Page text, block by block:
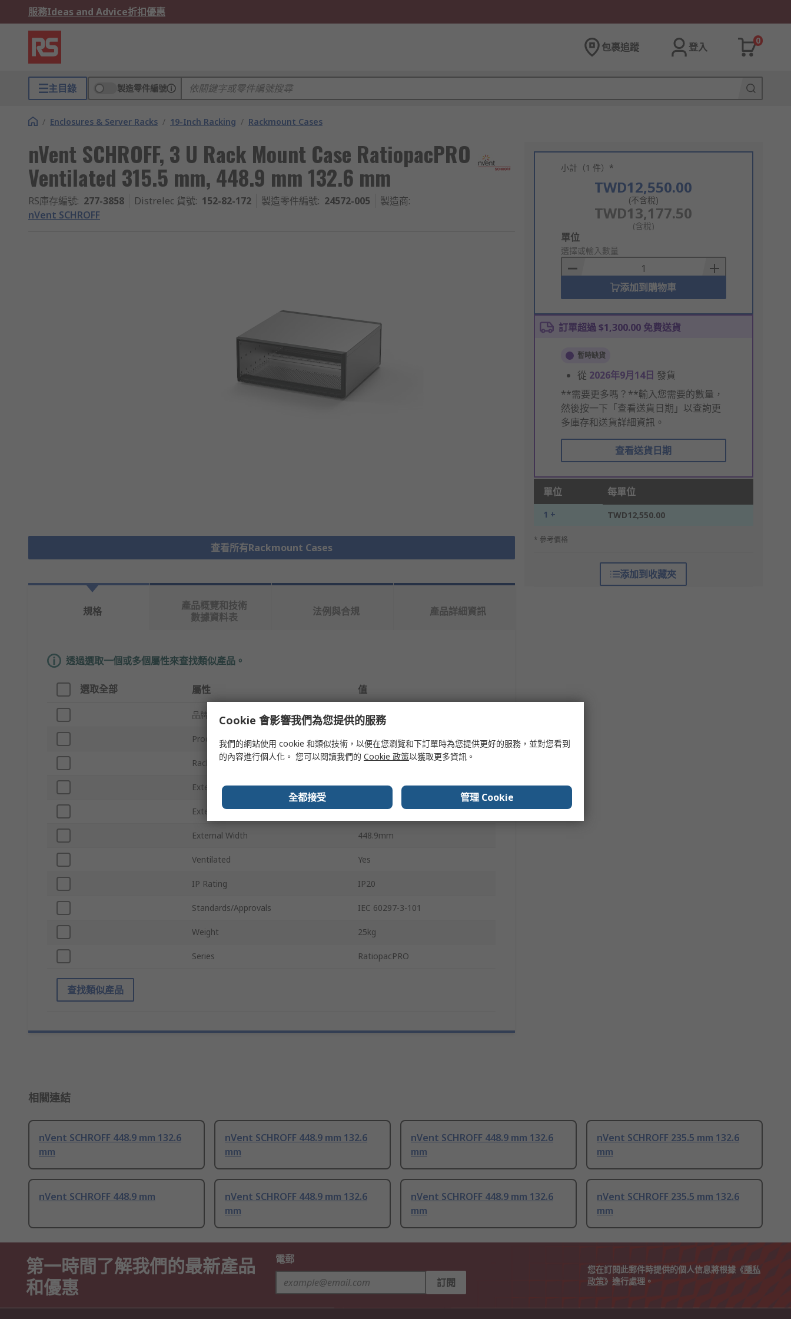
服務Ideas and Advice折扣優惠
包裹追蹤 登入
0
主目錄 製造零件編號
/ Enclosures & Server Racks / 19-Inch Racking / Rackmount Cases
nVent SCHROFF, 3 U Rack Mount Case RatiopacPRO
Ventilated 315.5 mm, 448.9 mm 132.6 mm
RS庫存編號: 277-3858 Distrelec 貨號: 152-82-172 製造零件編號: 24572-005 製造商:
nVent SCHROFF
查看所有Rackmount Cases
小計（1 件）*
TWD12,550.00
(不含稅)
TWD13,177.50
(含稅)
Add
to
Basket
單位
選擇或輸入數量
添加到購物車
訂單超過 $1,300.00 免費送貨
暫時缺貨
從 2026年9月14日 發貨
**需要更多嗎？**輸入您需要的數量，
然後按一下「查看送貨日期」以查詢更
多庫存和送貨詳細資訊。
查看送貨日期
單位 每單位
1 + TWD12,550.00
* 參考價格
添加到收藏夾
規格
產品概覽和技術
數據資料表
法例與合規 產品詳細資訊
透過選取一個或多個屬性來查找類似產品。
選取全部 屬性 值
品牌 nVent SCHROFF
Product Type Rack Mount Case
Rack Unit 3U
External Depth 315.5mm
External Height 132.6mm
External Width 448.9mm
Ventilated Yes
IP Rating IP20
Standards/Approvals IEC 60297-3-101
Weight 25kg
Series RatiopacPRO
查找類似產品
相關連結
nVent SCHROFF 448.9 mm 132.6
mm
nVent SCHROFF 448.9 mm 132.6
mm
nVent SCHROFF 448.9 mm 132.6
mm
nVent SCHROFF 235.5 mm 132.6
mm
nVent SCHROFF 448.9 mm
nVent SCHROFF 448.9 mm 132.6
mm
nVent SCHROFF 448.9 mm 132.6
mm
nVent SCHROFF 235.5 mm 132.6
mm
第一時間了解我們的最新產品
和優惠
電郵
訂閱
您在訂閱此郵件時提供的個人信息將根據《隱私
政策》進行處理。
Cookie 會影響我們為您提供的服務
我們的網站使用 cookie 和類似技術，以便在您瀏覽和下訂單時為您提供更好的服務，並對您看到
的內容進行個人化。 您可以閱讀我們的 Cookie 政策以獲取更多資訊。
全都接受 管理 Cookie